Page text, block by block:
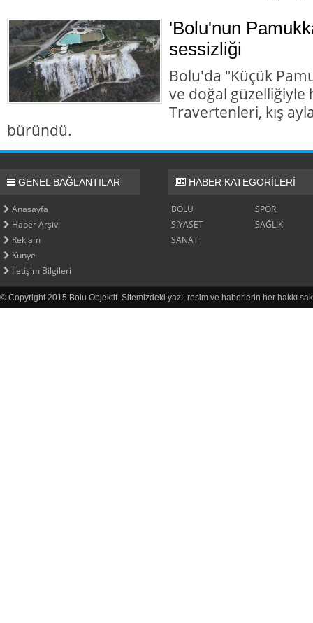
'Bolu'nun
sessizliği
Bolu'da "Küçük
ve doğal güzelliğiyle
Travertenleri, kış
büründü.
GENEL BAĞLANTILAR
Anasayfa
Haber Arşivi
Reklam
Künye
İletişim Bilgileri
HABER KATEGORİLERİ
BOLU
SPOR
SİYASET
SAĞLIK
SANAT
© Copyright 2015 Bolu Objektif. Sitemizdeki yazı, resim ve haberlerin her hakkı